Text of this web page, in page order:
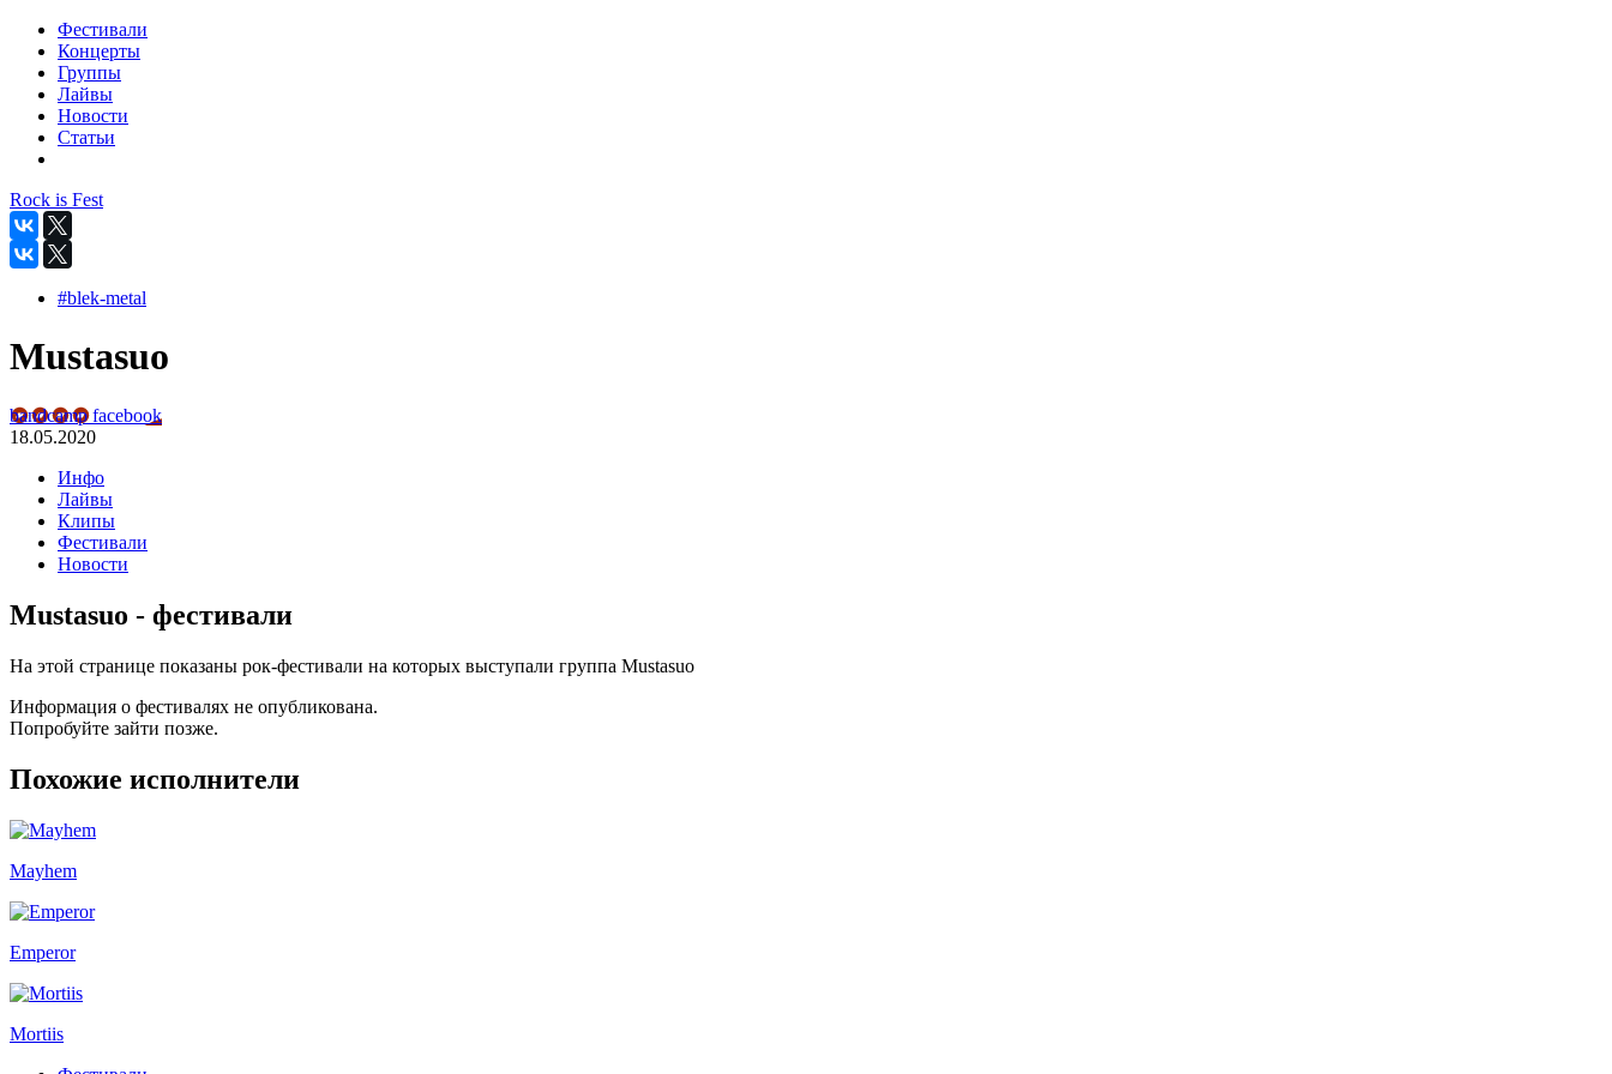
Фестивали
Концерты
Группы
Лайвы
Новости
Статьи
Rock is Fest
#blek-metal
Mustasuo
bandcampfacebook
18.05.2020
Инфо
Лайвы
Клипы
Фестивали
Новости
Mustasuo - фестивали
На этой странице показаны рок-фестивали на которых выступали группа Mustasuo
Информация о фестивалях не опубликована.
Попробуйте зайти позже.
Похожие исполнители
Mayhem
Emperor
Mortiis